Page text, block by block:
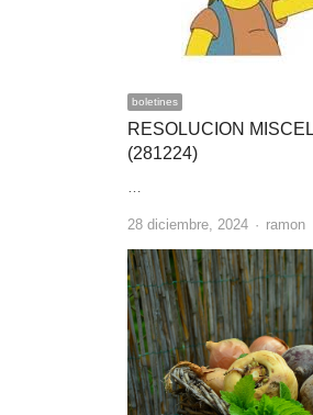
boletines
RESOLUCION
(281224)
…
28 diciembre, 2024 Author
ramon